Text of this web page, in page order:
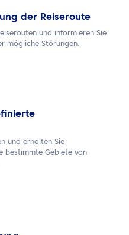
der Reiseroute
und informieren Sie
mögliche Störungen.
und erhalten Sie
bestimmte Gebiete von